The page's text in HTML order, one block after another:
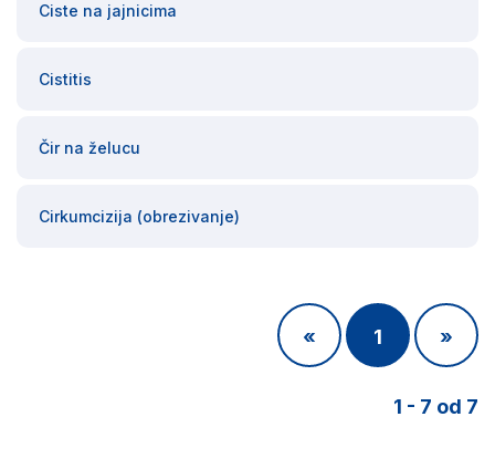
Ciste na jajnicima
Cistitis
Čir na želucu
Cirkumcizija (obrezivanje)
« 1 »
1 - 7 od 7